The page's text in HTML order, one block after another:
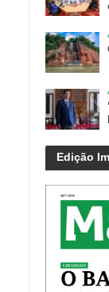
Edição